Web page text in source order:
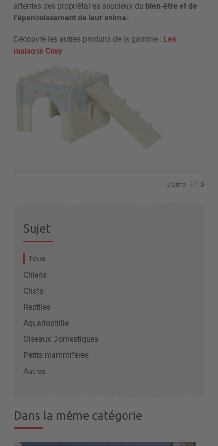
attentes des propriétaires soucieux du bien-être et de
l’épanouissement de leur animal.
Découvre les autres produits de la gamme : Les
maisons Cosy
J'aime 9
Sujet
Tous
Chiens
Chats
Reptiles
Aquariophilie
Oiseaux Domestiques
Petits mammifères
Autres
Dans la même catégorie